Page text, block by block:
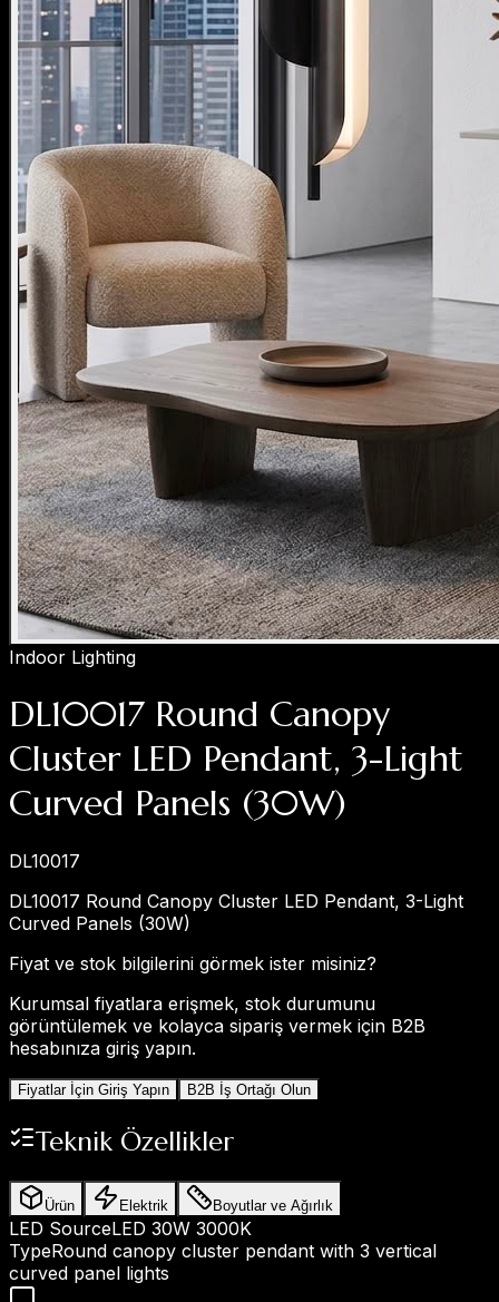
Indoor Lighting
DL10017 Round Canopy
Cluster LED Pendant, 3-Light
Curved Panels (30W)
DL10017
DL10017 Round Canopy Cluster LED Pendant, 3-Light
Curved Panels (30W)
Fiyat ve stok bilgilerini görmek ister misiniz?
Kurumsal fiyatlara erişmek, stok durumunu
görüntülemek ve kolayca sipariş vermek için B2B
hesabınıza giriş yapın.
Fiyatlar İçin Giriş Yapın B2B İş Ortağı Olun
Teknik Özellikler
Ürün Elektrik Boyutlar ve Ağırlık
LED SourceLED 30W 3000K
TypeRound canopy cluster pendant with 3 vertical
curved panel lights